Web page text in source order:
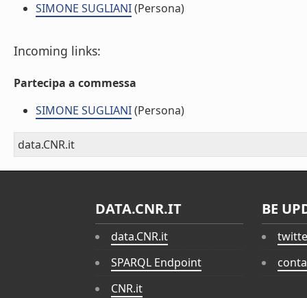
SIMONE SUGLIANI(Persona)
Incoming links:
Partecipa a commessa
SIMONE SUGLIANI(Persona)
data.CNR.it
DATA.CNR.IT
data.CNR.it
SPARQL Endpoint
CNR.it
BE